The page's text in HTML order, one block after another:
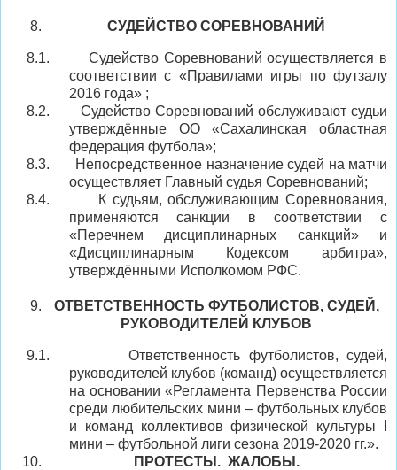
СУДЕЙСТВО СОРЕВНОВАНИЙ
8.1.
Судейство Соревнований осуществляется в
соответствии с «Правилами игры по футзалу
2016года» ;
8.2.
Судейство Соревнований обслуживают судьи
утверждённые ОО «Сахалинская областная
федерация футбола»;
8.3.
Непосредственное назначение судей на матчи
осуществляет Главный судья Соревнований;
8.4.
К судьям, обслуживающим Соревнования,
применяются санкции в соответствии с
«Перечнем дисциплинарных санкций» и
«Дисциплинарным Кодексом арбитра»,
утверждёнными Исполкомом РФС.
ОТВЕТСТВЕННОСТЬ ФУТБОЛИСТОВ, СУДЕЙ,
РУКОВОДИТЕЛЕЙ КЛУБОВ
9.1.
Ответственность футболистов, судей,
руководителей клубов (команд) осуществляется
на основании «Регламента Первенства России
среди любительских мини – футбольных клубов
и команд коллективов физической культуры
мини – футбольной лиги сезона 2019-2020 гг.».
ПРОТЕСТЫ. ЖАЛОБЫ.